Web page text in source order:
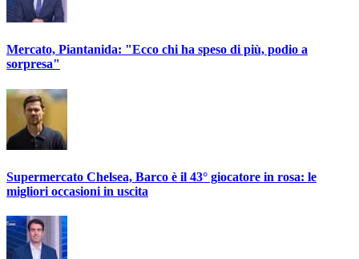
Mercato, Piantanida: "Ecco chi ha speso di più, podio a
sorpresa"
Supermercato Chelsea, Barco è il 43° giocatore in rosa: le
migliori occasioni in uscita